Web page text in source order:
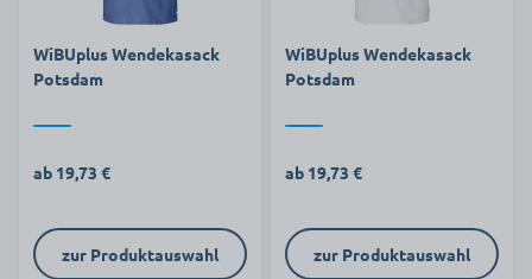
WiBUplus Wendekasack
Potsdam
ab 19,73 €
zur Produktauswahl
WiBUplus Wendekasack
Potsdam
ab 19,73 €
zur Produktauswahl